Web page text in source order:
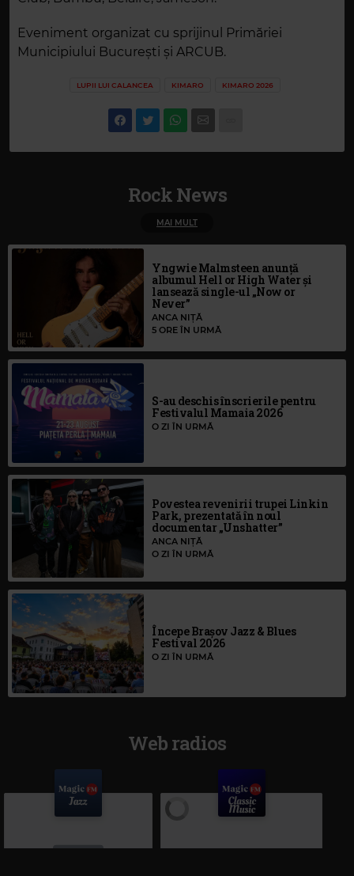
Eveniment organizat cu sprijinul Primăriei
Municipiului București și ARCUB.
LUPII LUI CALANCEA KIMARO KIMARO 2026
Rock News
MAI MULT
Yngwie Malmsteen anunță
albumul Hell or High Water și
lansează single-ul „Now or
Never”
ANCA NIȚĂ
5 ORE ÎN URMĂ
S-au deschis înscrierile pentru
Festivalul Mamaia 2026
O ZI ÎN URMĂ
Povestea revenirii trupei Linkin
Park, prezentată în noul
documentar „Unshatter”
ANCA NIȚĂ
O ZI ÎN URMĂ
Începe Brașov Jazz & Blues
Festival 2026
O ZI ÎN URMĂ
Web radios